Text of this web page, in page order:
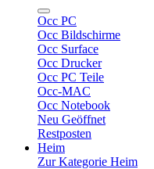
Occ PC
Occ Bildschirme
Occ Surface
Occ Drucker
Occ PC Teile
Occ-MAC
Occ Notebook
Neu Geöffnet
Restposten
Heim
Zur Kategorie Heim